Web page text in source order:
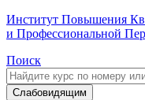
Институт Повышения
и Профессиональной
Поиск
Слабовидящим